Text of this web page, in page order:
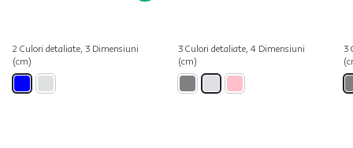
2 Culori detaliate, 3 Dimensiuni
(cm)
3 Culori detaliate, 4 Dimensiuni
(cm)
3